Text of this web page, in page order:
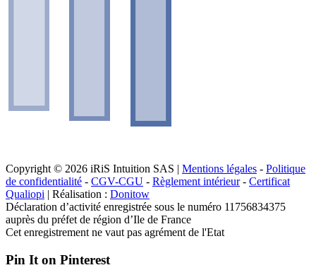
Copyright © 2026 iRiS Intuition SAS | Mentions légales - Politique
de confidentialité - CGV-CGU - Règlement intérieur- Certificat
Qualiopi | Réalisation : Donitow
Déclaration d’activité enregistrée sous le numéro 11756834375
auprès du préfet de région d’Ile de France
Cet enregistrement ne vaut pas agrément de l'Etat
Pin It on Pinterest